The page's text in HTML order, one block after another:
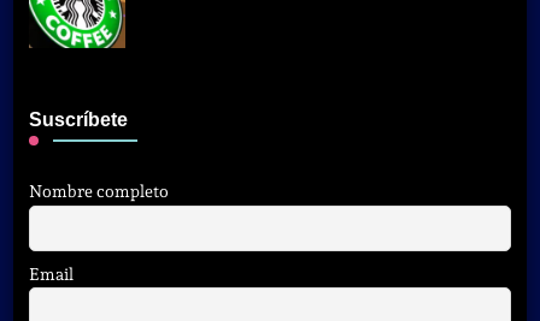
Suscríbete
Nombre completo
Email